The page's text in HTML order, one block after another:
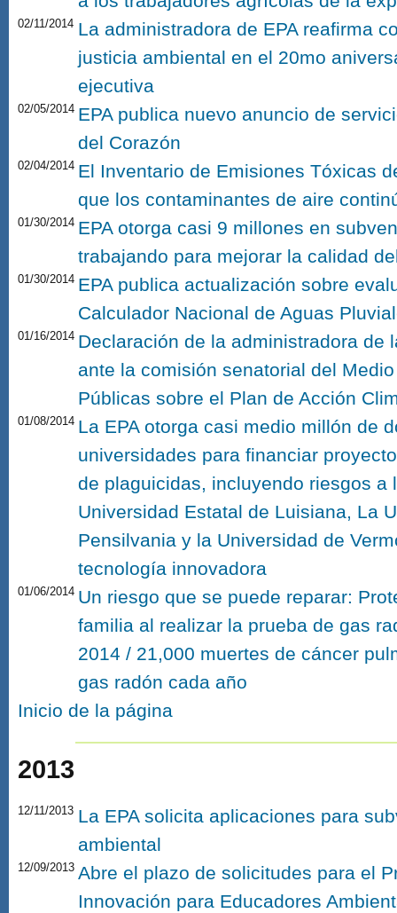
02/11/2014 La administradora de EPA reafirma
justicia ambiental en el 20mo
ejecutiva
02/05/2014 EPA publica nuevo anuncio de
del Corazón
02/04/2014 El Inventario de Emisiones Tóxicas
que los contaminantes de aire
01/30/2014 EPA otorga casi 9 millones en
trabajando para mejorar la calidad
01/30/2014 EPA publica actualización sobre
Calculador Nacional de Aguas
01/16/2014 Declaración de la administradora de
ante la comisión senatorial del
Públicas sobre el Plan de Acción
01/08/2014 La EPA otorga casi medio millón de
universidades para financiar
de plaguicidas, incluyendo riesgos a
Universidad Estatal de Luisiana, La
Pensilvania y la Universidad de
tecnología innovadora
01/06/2014 Un riesgo que se puede reparar:
familia al realizar la prueba de gas
2014 / 21,000 muertes de cáncer
gas radón cada año
Inicio de la página
2013
12/11/2013 La EPA solicita aplicaciones para
ambiental
12/09/2013 Abre el plazo de solicitudes para el
Innovación para Educadores